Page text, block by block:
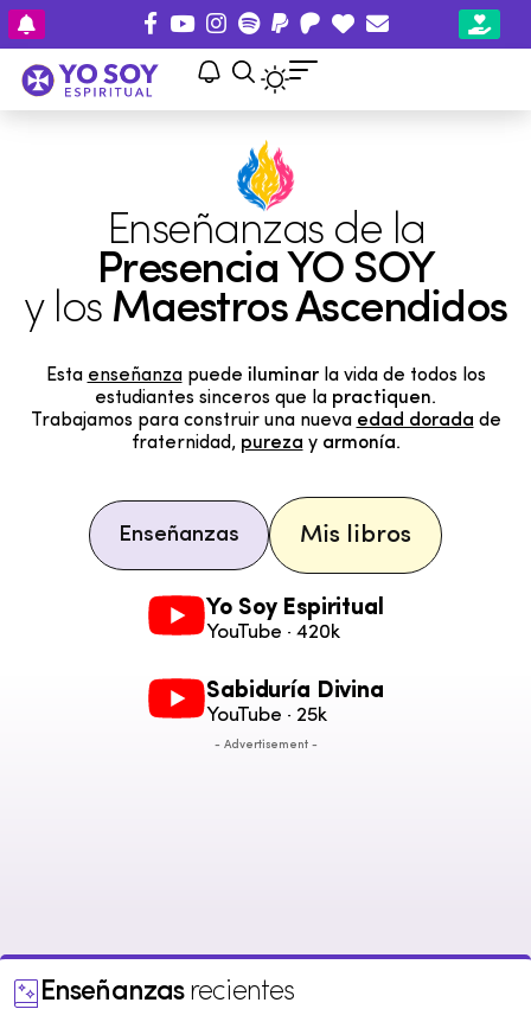
Enseñanzas de la
Presencia YO SOY
y los Maestros Ascendidos
Esta enseñanzapuede iluminarla vida de todos los
estudiantes sinceros que la practiquen.
Trabajamos para construir una nueva edad dorada de
fraternidad, pureza y armonía.
Enseñanzas Mis libros
Yo Soy Espiritual
YouTube · 420k
Sabiduría Divina
YouTube · 25k
- Advertisement -
Enseñanzas recientes